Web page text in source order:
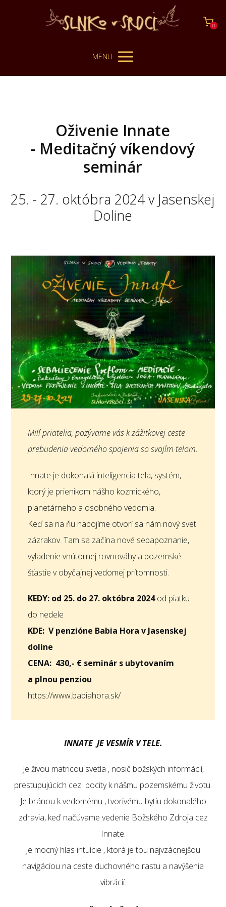
0
MENU
Oživenie Innate
- Meditačný víkendový
seminár
25. - 27. októbra 2024 v Jasenskej
Doline
Milí priatelia, pozývame vás k zážitkovej ceste
prebudenia vedomého spojenia so svojím telom.
Innate je dokonalá inteligencia tela, systém,
ktorý je prienikom nášho kozmického,
planetárneho a osobného vedomia.
Keď sa na ňu napojíme otvorí sa nám nový svet
zázrakov. Tam sa začína nové sebapoznanie,
vyladenie vnútornej rovnováhy a pozemské
šťastie v obyčajnej vedomej prítomnosti.
KEDY: od 25. do 27. októbra 2024od piatku
do nedele
KDE: V penzióne Babia Hora v Jasenskej
doline
CENA: 430,- € seminár s ubytovaním
a plnou penziou
https://www.babiahora.sk/
INNATE JE VESMÍR V TELE.
Je živou matricou svetla , nosič božských informácií,
prestupujúcich cez pocity k nášmu pozemskému životu.
Je bránou k vedomému , tvorivému bytiu dokonalého
zdravia, keď načúvame vedenie Božského Zdroja cez
Innate.
Je mocný hlas intuície , ktorá je tou najvzácnejšou
navigáciou na ceste duchovného rastu a navýšenia
vibrácií.